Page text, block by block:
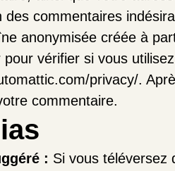
des commentaires
anonymisée créée à
pour vérifier si vous
privacy/.
commentaire.
: Si vous téléversez